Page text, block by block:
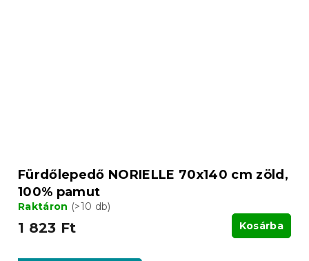
Fürdőlepedő NORIELLE 70x140 cm zöld,
100% pamut
Raktáron (>10 db)
1 823 Ft Kosárba